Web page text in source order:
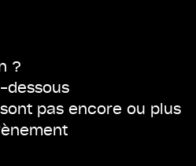
?
pas encore ou plus